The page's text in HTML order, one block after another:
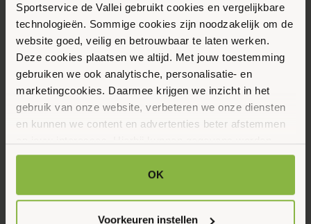
Sportservice de Vallei gebruikt cookies en vergelijkbare
technologieën. Sommige cookies zijn noodzakelijk om de
website goed, veilig en betrouwbaar te laten werken.
Deze cookies plaatsen we altijd. Met jouw toestemming
gebruiken we ook analytische, personalisatie- en
marketingcookies. Daarmee krijgen we inzicht in het
gebruik van onze website, verbeteren we onze diensten
en kunnen we content en advertenties beter afstemmen
gedeeld met externe partners.
OK
Voorkeuren instellen
Maandag
6
Oktober 2025
15:30 - 17:00
Groeneweg 58, Rhenen
Maak favoriet
Gerelateerde activiteiten